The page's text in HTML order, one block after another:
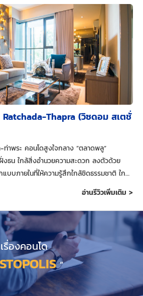
Thapra (วิซดอม สเตชั่
าพระ คอนโดสูงใจกลาง ”ตลาดพลู”
ธน ใกล้สิ่งอำนวยความสะดวก ลงตัวด้วย
บบภายในที่ให้ความรู้สึกใกล้ชิดธรรมชาติ ใกล้
อ่านรีวิวเพิ่มเติม >
องคอนโด
”